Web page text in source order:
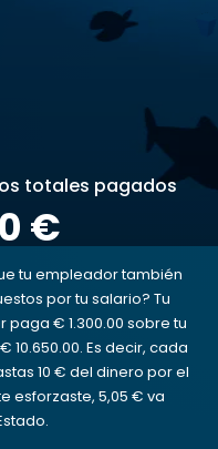
totales pagados
€
tu empleador también
por tu salario? Tu
€ 1.300.00 sobre tu
10.650.00. Es decir, cada
10 € del dinero por el
esforzaste, 5,05 € va